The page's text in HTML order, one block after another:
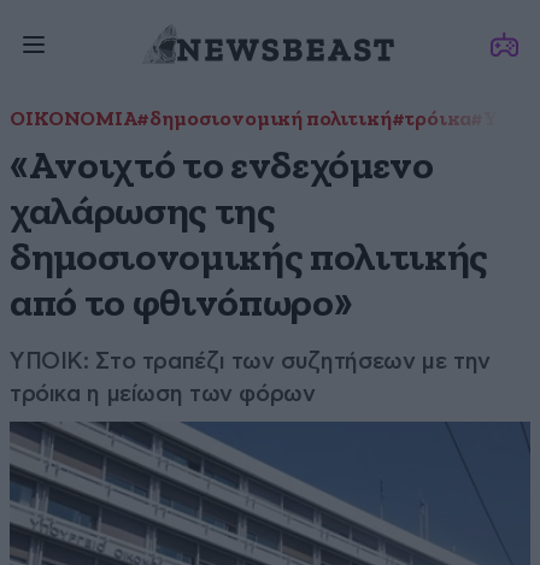
ΟΙΚΟΝΟΜΙΑ#δημοσιονομική πολιτική#τρόικα
«Ανοιχτό το ενδεχόμενο
χαλάρωσης της
δημοσιονομικής πολιτικής
από το φθινόπωρο»
ΥΠΟΙΚ: Στο τραπέζι των συζητήσεων με την
τρόικα η μείωση των φόρων